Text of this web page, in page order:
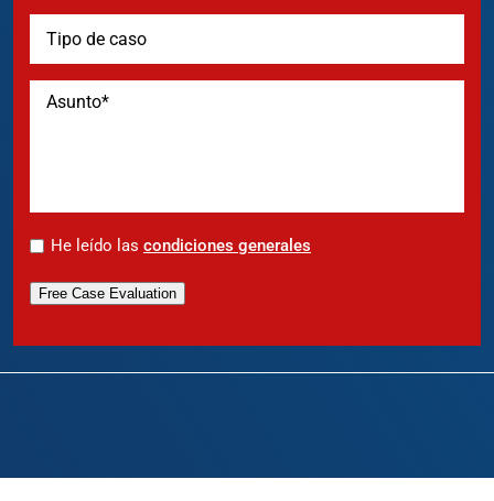
* He leído las condiciones generales
Free Case Evaluation